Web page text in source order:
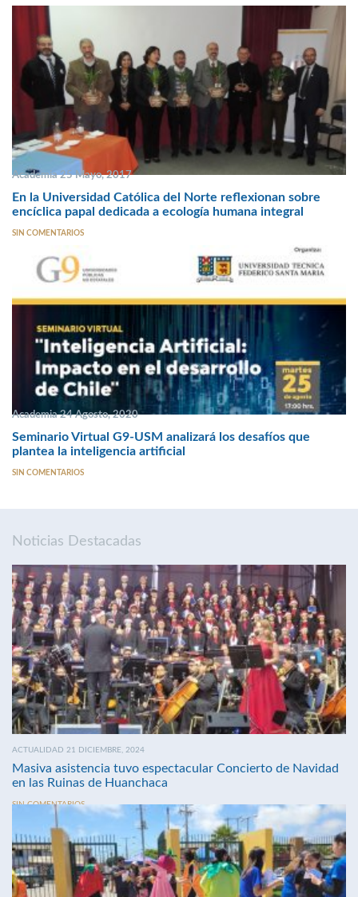
Academia 25 Mayo, 2017
En la Universidad Católica del Norte reflexionan sobre
encíclica papal dedicada a ecología humana integral
SIN COMENTARIOS
Academia 24 Agosto, 2020
Seminario Virtual G9-USM analizará los desafíos que
plantea la inteligencia artificial
SIN COMENTARIOS
Noticias Destacadas
ACTUALIDAD 21 DICIEMBRE, 2024
Masiva asistencia tuvo espectacular Concierto de Navidad
en las Ruinas de Huanchaca
SIN COMENTARIOS